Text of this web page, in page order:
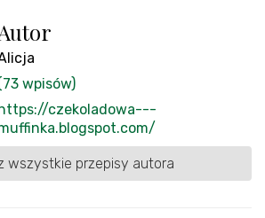
wpisów)
czekoladowa---
wszystkie przepisy autora